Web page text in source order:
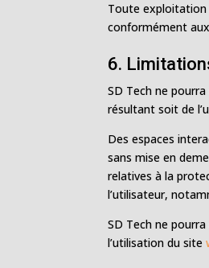
Toute exploitation
conformément
6.
SD Tech ne
résultant soit de
Des espaces
sans mise en
relatives à la
l’utilisateur,
SD Tech ne
l’utilisation du site